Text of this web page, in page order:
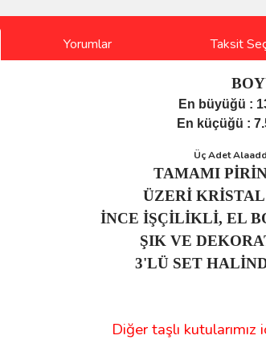
Yorumlar Taksit
En büyüğü :
En küçüğü :
Üç Adet
TAMAMI
ÜZERİ
İNCE İŞÇİLİKLİ, EL
ŞIK VE
3'LÜ SET
Diğer taşlı